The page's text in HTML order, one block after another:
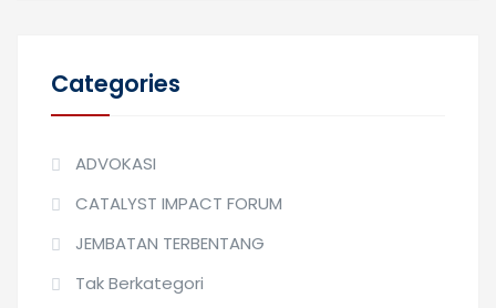
Categories
ADVOKASI
CATALYST IMPACT FORUM
JEMBATAN TERBENTANG
Tak Berkategori